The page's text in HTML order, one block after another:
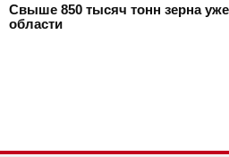
Свыше 850 тысяч тонн зерна
области